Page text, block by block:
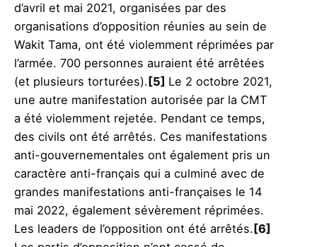
d’avril et mai 2021, organisées par des
organisations d’opposition réunies au sein de
Wakit Tama, ont été violemment réprimées par
l’armée. 700 personnes auraient été arrêtées
(et plusieurs torturées). [5] Le 2 octobre 2021,
une autre manifestation autorisée par la CMT
a été violemment rejetée. Pendant ce temps,
des civils ont été arrêtés. Ces manifestations
anti-gouvernementales ont également pris un
caractère anti-français qui a culminé avec de
grandes manifestations anti-françaises le 14
mai 2022, également sévèrement réprimées.
Les leaders de l’opposition ont été arrêtés. [6]